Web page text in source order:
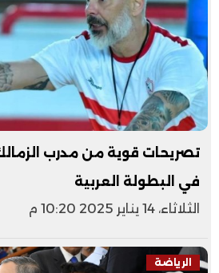
تصريحات قوية من مدرب
في البطولة العربية
الثلاثاء، 14 يناير 2025 10:20 م
الرياضة